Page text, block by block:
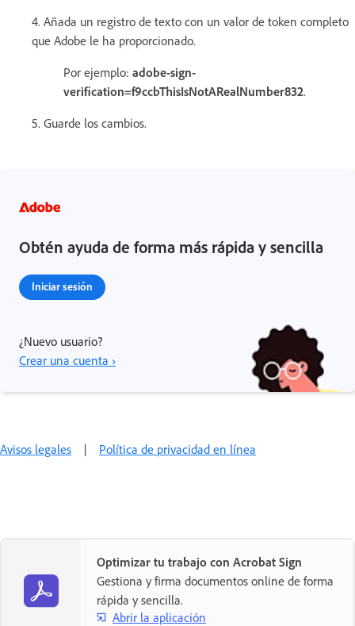
4. Añada un registro de texto con un valor de token completo
que Adobe le ha proporcionado.
Por ejemplo: adobe-sign-
verification=f9ccbThisIsNotARealNumber832.
5. Guarde los cambios.
Obtén ayuda de forma más rápida y sencilla
Iniciar sesión
¿Nuevo usuario?
Crear una cuenta ›
Avisos legales | Política de privacidad en línea
Optimizar tu trabajo con Acrobat Sign
Gestiona y firma documentos online de forma
rápida y sencilla.
Abrir la aplicación